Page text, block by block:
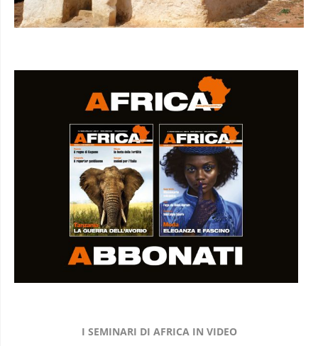
I SEMINARI DI AFRICA IN VIDEO